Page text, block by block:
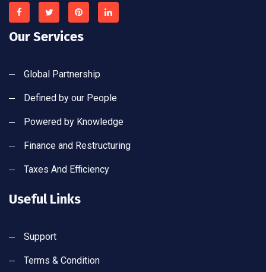
Our Services
Global Partnership
Defined by our People
Powered by Knowledge
Finance and Restructuring
Taxes And Efficiency
Useful Links
Support
Terms & Condition